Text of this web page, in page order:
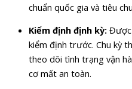
chuẩn quốc gia và tiêu
Kiểm định định kỳ: Được
kiểm định trước. Chu kỳ
theo dõi tình trạng vận
cơ mất an toàn.